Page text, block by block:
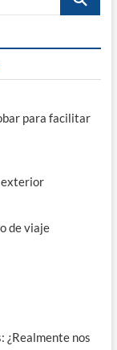
para facilitar
exterior
de viaje
¿Realmente nos